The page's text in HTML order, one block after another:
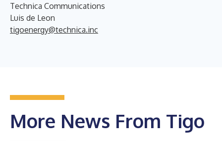
Technica Communications
Luis de Leon
tigoenergy@technica.inc
More News From Tigo